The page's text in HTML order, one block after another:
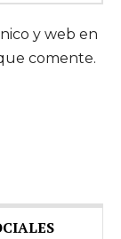
y web en
comente.